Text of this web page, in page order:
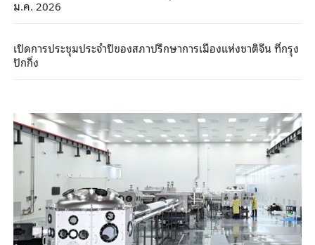
ม.ค. 2026
เปิดการประชุมประจำปีของสภาปรึกษาการเมืองแห่งชาติจีน ที่กรุง
ปักกิ่ง